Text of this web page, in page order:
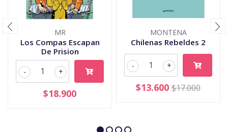
MR
Los Compas Escapan
De Prision
+
-
$18.900
MONTENA
Chilenas Rebeldes 2
+
-
$13.600 $17.000